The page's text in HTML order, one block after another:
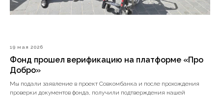
19 мая 2026
Фонд прошел верификацию на платформе «Про
Добро»
Мы подали заявление в проект Совкомбанка и после прохождения
проверки документов фонда, получили подтверждения нашей